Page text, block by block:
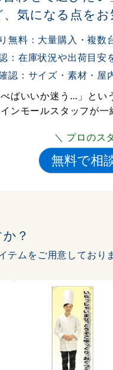
気になる点をお
無料：大量購入・複数
：在庫状況や出荷目安
認：サイズ・素材・屋
べばいいか迷う…」と
ンモールスタッフが一
＼ プロのス
？
ムをご用意しており